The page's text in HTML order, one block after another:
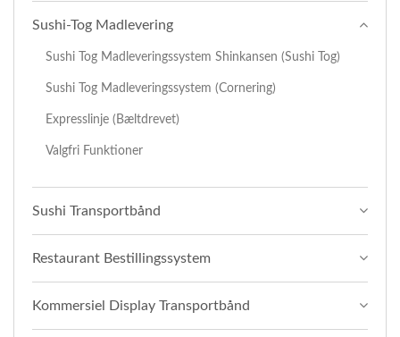
Sushi-Tog Madlevering
Sushi Tog Madleveringssystem Shinkansen (Sushi Tog)
Sushi Tog Madleveringssystem (Cornering)
Expresslinje (bæltdrevet)
Valgfri Funktioner
Sushi Transportbånd
Restaurant Bestillingssystem
Kommersiel Display Transportbånd